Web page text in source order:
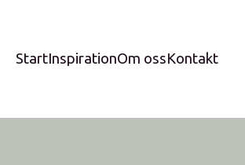
StartInspirationOm ossKontakt